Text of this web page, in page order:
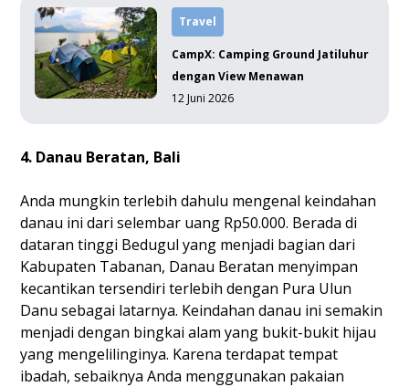
Travel
CampX: Camping Ground Jatiluhur
dengan View Menawan
12 Juni 2026
4. Danau Beratan, Bali
Anda mungkin terlebih dahulu mengenal keindahan
danau ini dari selembar uang Rp50.000. Berada di
dataran tinggi Bedugul yang menjadi bagian dari
Kabupaten Tabanan, Danau Beratan menyimpan
kecantikan tersendiri terlebih dengan Pura Ulun
Danu sebagai latarnya. Keindahan danau ini semakin
menjadi dengan bingkai alam yang bukit-bukit hijau
yang mengelilinginya. Karena terdapat tempat
ibadah, sebaiknya Anda menggunakan pakaian